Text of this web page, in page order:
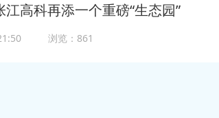
高科再添一个重磅“生态园”
浏览：861